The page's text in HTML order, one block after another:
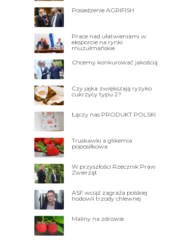
Posiedzenie AGRIFISH
Prace nad ułatwieniami w
eksporcie na rynki
muzułmańskie
Chcemy konkurować jakością
Czy jajka zwiększają ryzyko
cukrzycy typu 2?
Łączy nas PRODUKT POLSKI
Truskawki a glikemia
poposiłkowa
W przyszłości Rzecznik Praw
Zwierząt
ASF wciąż zagraża polskiej
hodowli trzody chlewnej
Maliny na zdrowie